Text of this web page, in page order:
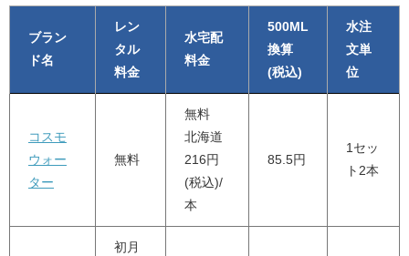
ブラン
ド名
レン
タル
料金
水宅配
料金
500ML
換算
(税込)
水注
文単
位
コスモ
ウォー
ター
無料
無料
北海道
216円
(税込)/
本
85.5円
1セッ
ト2本
初月